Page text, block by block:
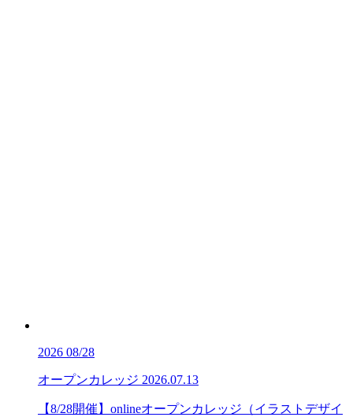
2026 08/28
オープンカレッジ 2026.07.13
【8/28開催】onlineオープンカレッジ（イラストデザイ